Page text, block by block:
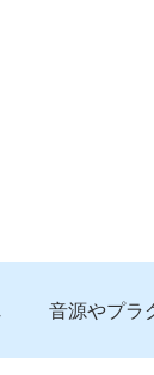
音源やプラ